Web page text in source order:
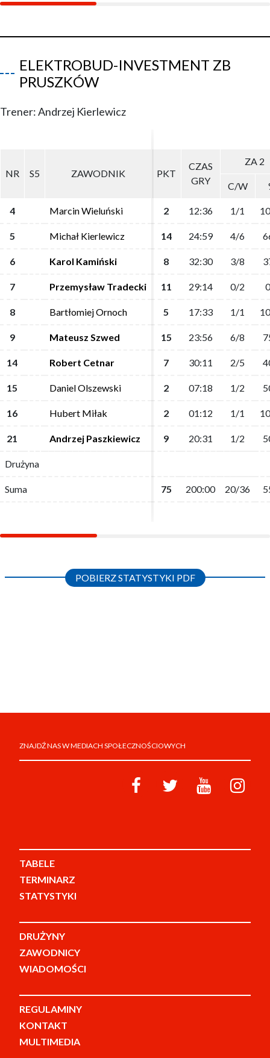
ELEKTROBUD-INVESTMENT ZB
PRUSZKÓW
Trener: Andrzej Kierlewicz
NR S5 ZAWODNIK PKT
CZAS
GRY
ZA 2
C/W
4 Marcin Wieluński 2 12:36 1/1
5 Michał Kierlewicz 14 24:59 4/6
6 Karol Kamiński 8 32:30 3/8
7 Przemysław Tradecki 11 29:14 0/2
8 Bartłomiej Ornoch 5 17:33 1/1
9 Mateusz Szwed 15 23:56 6/8
14 Robert Cetnar 7 30:11 2/5
15 Daniel Olszewski 2 07:18 1/2
16 Hubert Miłak 2 01:12 1/1
21 Andrzej Paszkiewicz 9 20:31 1/2
Drużyna
Suma 75 200:00 20/36
NR S5 ZAWODNIK PKT
CZAS
GRY
ZA 2
C/W
4 Marcin Wieluński 2 12:36 1/1
5 Michał Kierlewicz 14 24:59 4/6
6 Karol Kamiński 8 32:30 3/8
7 Przemysław Tradecki 11 29:14 0/2
8 Bartłomiej Ornoch 5 17:33 1/1
9 Mateusz Szwed 15 23:56 6/8
14 Robert Cetnar 7 30:11 2/5
15 Daniel Olszewski 2 07:18 1/2
16 Hubert Miłak 2 01:12 1/1
21 Andrzej Paszkiewicz 9 20:31 1/2
Drużyna
Suma 75 200:00 20/36
POBIERZ STATYSTYKI PDF
ZNAJDŹ NAS W MEDIACH SPOŁECZNOŚCIOWYCH
TABELE
TERMINARZ
STATYSTYKI
DRUŻYNY
ZAWODNICY
WIADOMOŚCI
REGULAMINY
KONTAKT
MULTIMEDIA